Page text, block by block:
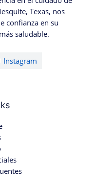
Texas, nos
confianza en su
saludable.
Instagram